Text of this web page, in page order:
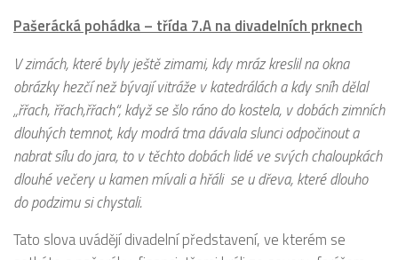
Pašerácká pohádka – třída 7.A na divadelních prknech
V zimách, které byly ještě zimami, kdy mráz kreslil na okna
obrázky hezčí než bývají vitráže v katedrálách a kdy sníh dělal
„řřach, řřach,řřach“, když se šlo ráno do kostela, v dobách zimních
dlouhých temnot, kdy modrá tma dávala slunci odpočinout a
nabrat sílu do jara, to v těchto dobách lidé ve svých chaloupkách
dlouhé večery u kamen mívali a hřáli se u dřeva, které dlouho
do podzimu si chystali.
Tato slova uvádějí divadelní představení, ve kterém se